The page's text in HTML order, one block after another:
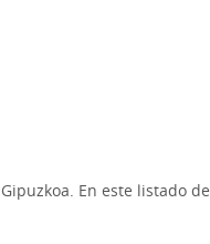
En este listado de